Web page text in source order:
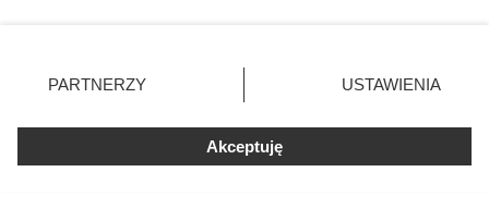
Kat w spódnicy. Najokrutniejsza
zmienić/wycofać klikając przycisk ustawień prywatności
znajdujący się w lewym dolnym rogu strony. Niektóre
użytkownika, ale masz prawo sprzeciwić się takiemu
przetwarzaniu. Preferencje będą miały zastosowania tylko
PARTNERZY USTAWIENIA
Akceptuję